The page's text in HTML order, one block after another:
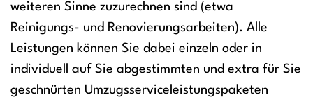
weiteren Sinne zuzurechnen sind (etwa
Reinigungs- und Renovierungsarbeiten). Alle
Leistungen können Sie dabei einzeln oder in
individuell auf Sie abgestimmten und extra für Sie
geschnürten Umzugsserviceleistungspaketen